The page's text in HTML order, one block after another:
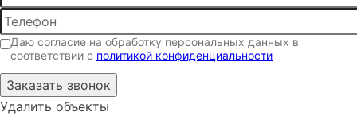
Даю согласие на обработку персональных данных в
соответствии с политикой конфиденциальности
Удалить объекты